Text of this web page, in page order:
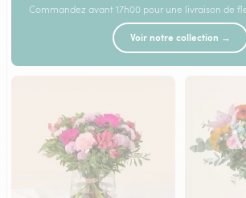
Commandez avant 17h00 pour une livraison de
Voir notre collection →